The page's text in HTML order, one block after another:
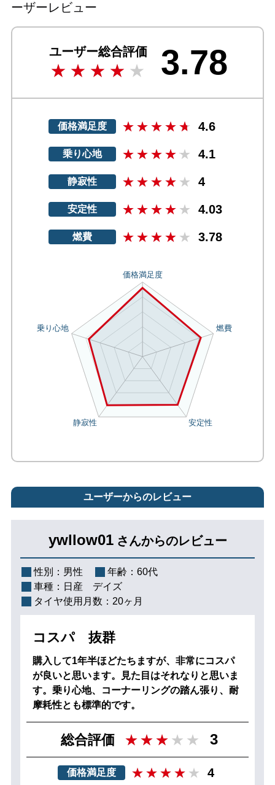
ーザーレビュー
ユーザー総合評価 3.78
価格満足度 4.6
乗り心地 4.1
静寂性 4
安定性 4.03
燃費 3.78
ユーザーからのレビュー
ywllow01 さんからのレビュー
性別： 男性 年齢： 60代
車種： 日産 デイズ
タイヤ使用月数： 20ヶ月
コスパ 抜群
購入して1年半ほどたちますが、非常にコスパ
が良いと思います。見た目はそれなりと思いま
す。乗り心地、コーナーリングの踏ん張り、耐
摩耗性とも標準的です。
総合評価 3
価格満足度 4